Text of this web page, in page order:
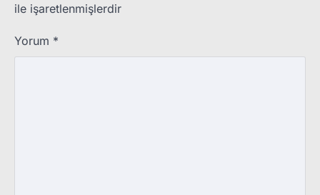
ile işaretlenmişlerdir
Yorum *